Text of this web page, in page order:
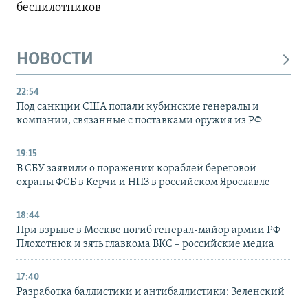
беспилотников
НОВОСТИ
22:54
Под санкции США попали кубинские генералы и
компании, связанные с поставками оружия из РФ
19:15
В СБУ заявили о поражении кораблей береговой
охраны ФСБ в Керчи и НПЗ в российском Ярославле
18:44
При взрыве в Москве погиб генерал-майор армии РФ
Плохотнюк и зять главкома ВКС – российские медиа
17:40
Разработка баллистики и антибаллистики: Зеленский